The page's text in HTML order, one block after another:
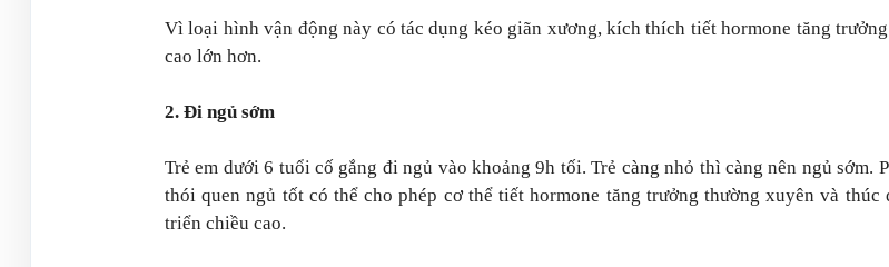
Vì loại hình vận động này có tác dụng kéo giãn xương, kích thích tiết hormone tăng
cao lớn hơn.
2. Đi ngủ sớm
Trẻ em dưới 6 tuổi cố gắng đi ngủ vào khoảng 9h tối. Trẻ càng nhỏ thì càng nên ngủ sớm.
thói quen ngủ tốt có thể cho phép cơ thể tiết hormone tăng trưởng thường xuyên và thúc
triển chiều cao.